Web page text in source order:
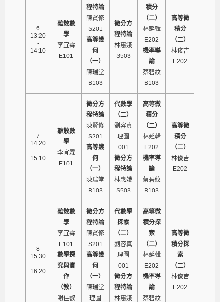
6
13:20
-
14:10
離散數
學
李宜霖
E101
程特論
陳賢修
S201
高等幾
何
（一）
陳瑞堂
B103
微分方
程特論
林惠娥
S503
積分
（二）
林延輯
E202
機率導
論
蔡碧紋
B103
高等微
積分
（二）
林俊吉
E202
7
14:20
-
15:10
離散數
學
李宜霖
E101
微分方
程特論
陳賢修
S201
高等幾
何
（一）
陳瑞堂
B103
代數學
（二）
劉容真
理圖
001
微分方
程特論
林惠娥
S503
高等微
積分
（二）
林延輯
E202
機率導
論
蔡碧紋
B103
高等微
積分
（二）
林俊吉
E202
8
15:30
-
16:20
離散數
學
李宜霖
E101
數學探
究與實
作
（教）
謝佳叡
微分方
程特論
陳賢修
S201
高等幾
何
（一）
陳瑞堂
理圖
代數學
探索
（二）
劉容真
理圖
001
微分方
程特論
林惠娥
高等微
積分探
索
（二）
林延輯
E202
機率導
論
蔡碧紋
高等微
積分探
索
（二）
林俊吉
E202